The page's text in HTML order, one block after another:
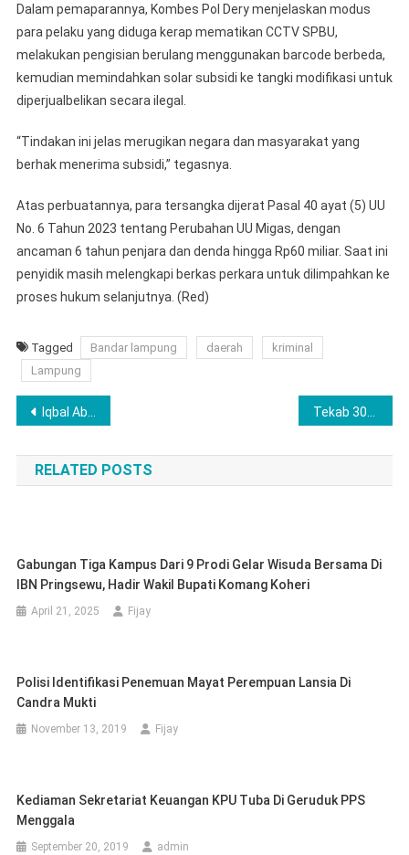
Dalam pemaparannya, Kombes Pol Dery menjelaskan modus
para pelaku yang diduga kerap mematikan CCTV SPBU,
melakukan pengisian berulang menggunakan barcode berbeda,
kemudian memindahkan solar subsidi ke tangki modifikasi untuk
diperjualbelikan secara ilegal.
“Tindakan ini jelas merugikan negara dan masyarakat yang
berhak menerima subsidi,” tegasnya.
Atas perbuatannya, para tersangka dijerat Pasal 40 ayat (5) UU
No. 6 Tahun 2023 tentang Perubahan UU Migas, dengan
ancaman 6 tahun penjara dan denda hingga Rp60 miliar. Saat ini
penyidik masih melengkapi berkas perkara untuk dilimpahkan ke
proses hukum selanjutnya. (Red)
Tagged Bandar lampung daerah
kriminal
Lampung
Navigasi
pos
Iqbal Abdul Aziz Resmi Pimpin IPHI Pesawaran, Tekad Besar Bangun Ekonomi Umat, Bukan Sekadar Seremoni Pelantikan
RELATED POSTS
Gabungan Tiga Kampus Dari 9 Prodi Gelar Wisuda Bersama Di
IBN Pringsewu, Hadir Wakil Bupati Komang Koheri
April 21, 2025 Fijay
Polisi Identifikasi Penemuan Mayat Perempuan Lansia Di
Candra Mukti
November 13, 2019 Fijay
Kediaman Sekretariat Keuangan KPU Tuba Di Geruduk PPS
Menggala
September 20, 2019 admin